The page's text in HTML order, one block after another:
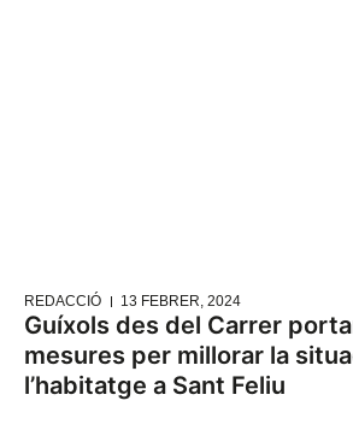
REDACCIÓ 13 FEBRER, 2024
Guíxols des del Carrer
mesures per millorar la
l’habitatge a Sant Feliu